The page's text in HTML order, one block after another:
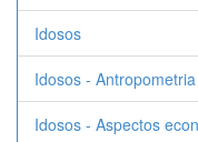
Idosos
Idosos - Antropometria
Idosos - Aspectos